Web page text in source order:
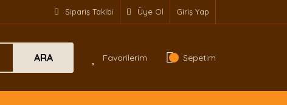
Sipariş Takibi Üye Ol Giriş Yap
ARA Favorilerim Sepetim